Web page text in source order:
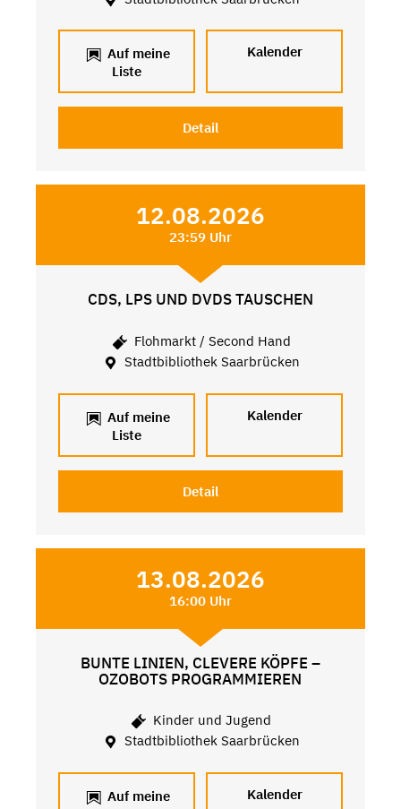
Auf meine
Liste
Kalender
Detail
12.08.2026
23:59 Uhr
CDS, LPS UND DVDS TAUSCHEN
Flohmarkt / Second Hand
Stadtbibliothek Saarbrücken
Auf meine
Liste
Kalender
Detail
13.08.2026
16:00 Uhr
BUNTE LINIEN, CLEVERE KÖPFE –
OZOBOTS PROGRAMMIEREN
Kinder und Jugend
Stadtbibliothek Saarbrücken
Auf meine
Kalender